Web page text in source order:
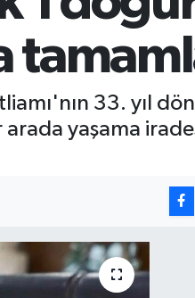
33. yıl
yaşama